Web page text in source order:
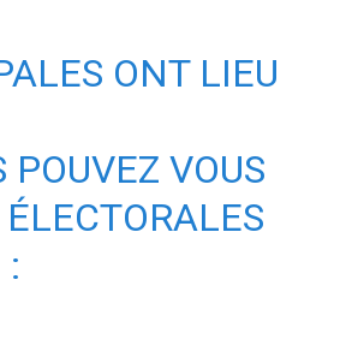
ONT LIEU
POUVEZ VOUS
: